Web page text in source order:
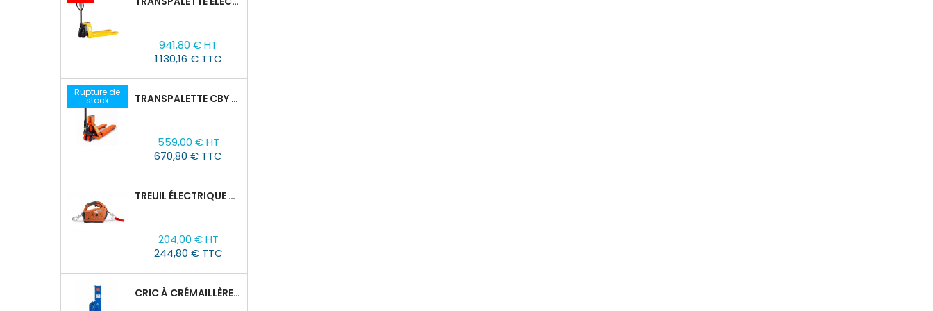
base
941,80 € HT
1 130,16 € TTC
Rupture de
stock TRANSPALETTE CBY 2,5T AVEC BALANCE
559,00 € HT
670,80 € TTC
TREUIL ÉLECTRIQUE PORTABLE TOR SQ-01-450KG/4.6M
204,00 € HT
244,80 € TTC
CRIC À CRÉMAILLÈRE TOR SJ, 1,5T/60-600 MM